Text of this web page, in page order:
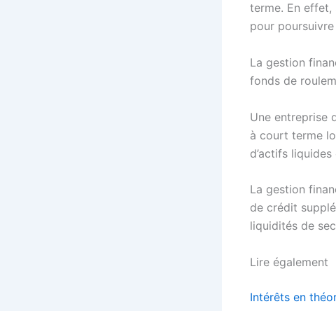
terme. En effet,
pour
La gestion
fonds de
Une entreprise
à court terme
d’actifs
La gestion
de crédit
liquidités de
Lire également
Intérêts en